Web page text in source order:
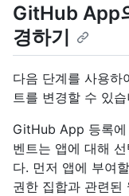
GitHub App
경하기
다음 단계를 사용
트를 변경할 수 있
GitHub App 등록에
벤트는 앱에 대해
다. 먼저 앱에 부여
권한 집합과 관련된